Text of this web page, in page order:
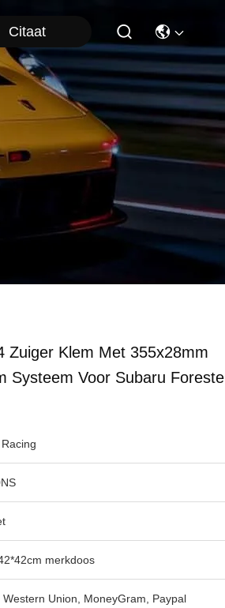
Citaat
Zuiger Klem Met 355x28mm
Systeem Voor Subaru
merkdoos
Western Union, MoneyGram, Paypal